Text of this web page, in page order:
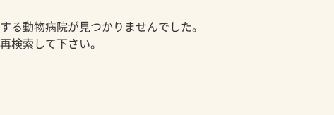
る動物病院が見つかりませんでした。
検索して下さい。